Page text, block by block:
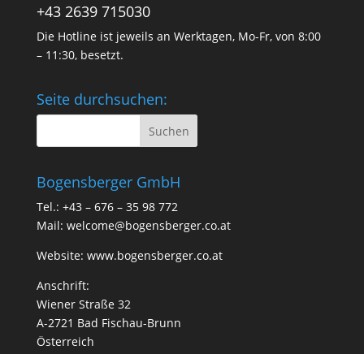
+43 2639 715030
Die Hotline ist jeweils an Werktagen, Mo-Fr, von 8:00
– 11:30, besetzt.
Seite durchsuchen:
Bogensberger GmbH
Tel.: +43 – 676 – 35 98 772
Mail: welcome@bogensberger.co.at
Website: www.bogensberger.co.at
Anschrift:
Wiener Straße 32
A-2721 Bad Fischau-Brunn
Österreich